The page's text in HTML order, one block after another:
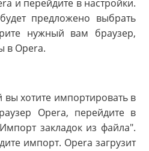
и перейдите в настройки.
предложено выбрать
нужный вам браузер,
в Opera.
хотите импортировать в
Opera, перейдите в
закладок из файла".
импорт. Opera загрузит